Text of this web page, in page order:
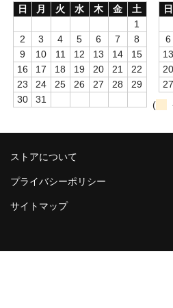
よくあるご質問
添加量の目安
オイルフロック(U-02)添加量の目
水澄まいる（標準型）添加量の目
商品一覧
オイルフロック
水澄まいる（アルカリ型）
日
月 火 水 木 金
土
1
2
3 4 5 6 7
8
9
10 11 12 13 14
15
16
17 18 19 20 21
22
23
24 25 26 27 28
29
30
31
日
6
13
20
27
(
ストアについて
プライバシーポリシー
サイトマップ